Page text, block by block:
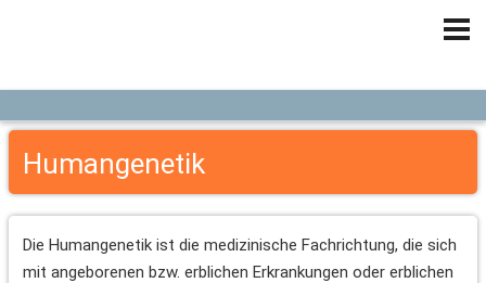
Humangenetik
Die Humangenetik ist die medizinische Fachrichtung, die sich
mit angeborenen bzw. erblichen Erkrankungen oder erblichen